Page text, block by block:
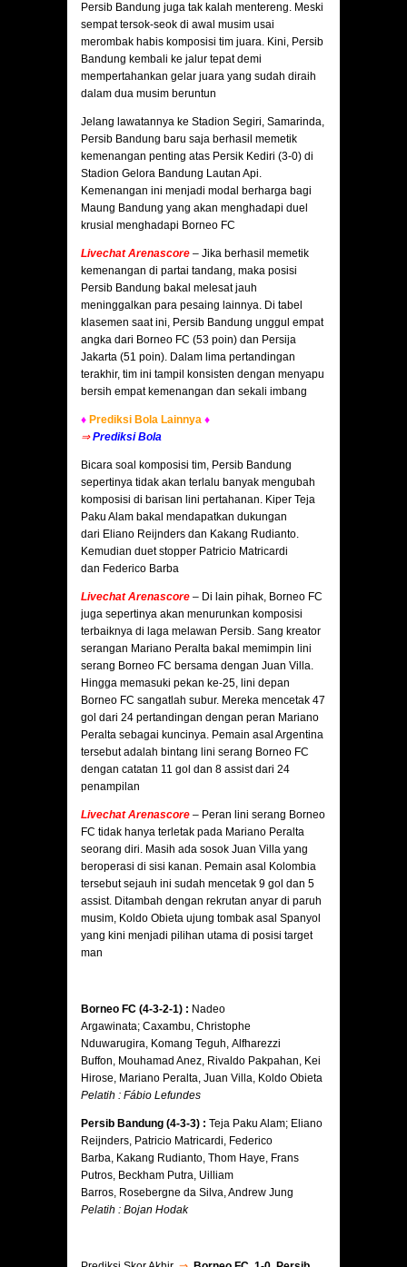
Persib Bandung juga tak kalah mentereng. Meski
sempat tersok-seok di awal musim usai
merombak habis komposisi tim juara. Kini, Persib
Bandung kembali ke jalur tepat demi
mempertahankan gelar juara yang sudah diraih
dalam dua musim beruntun
Jelang lawatannya ke Stadion Segiri, Samarinda,
Persib Bandung baru saja berhasil memetik
kemenangan penting atas Persik Kediri (3-0) di
Stadion Gelora Bandung Lautan Api.
Kemenangan ini menjadi modal berharga bagi
Maung Bandung yang akan menghadapi duel
krusial menghadapi Borneo FC
Livechat Arenascore – Jika berhasil memetik
kemenangan di partai tandang, maka posisi
Persib Bandung bakal melesat jauh
meninggalkan para pesaing lainnya. Di tabel
klasemen saat ini, Persib Bandung unggul empat
angka dari Borneo FC (53 poin) dan Persija
Jakarta (51 poin). Dalam lima pertandingan
terakhir, tim ini tampil konsisten dengan menyapu
bersih empat kemenangan dan sekali imbang
♦ Prediksi Bola Lainnya ♦
⇒ Prediksi Bola
Bicara soal komposisi tim, Persib Bandung
sepertinya tidak akan terlalu banyak mengubah
komposisi di barisan lini pertahanan. Kiper Teja
Paku Alam bakal mendapatkan dukungan
dari Eliano Reijnders dan Kakang Rudianto.
Kemudian duet stopper Patricio Matricardi
dan Federico Barba
Livechat Arenascore – Di lain pihak, Borneo FC
juga sepertinya akan menurunkan komposisi
terbaiknya di laga melawan Persib. Sang kreator
serangan Mariano Peralta bakal memimpin lini
serang Borneo FC bersama dengan Juan Villa.
Hingga memasuki pekan ke-25, lini depan
Borneo FC sangatlah subur. Mereka mencetak 47
gol dari 24 pertandingan dengan peran Mariano
Peralta sebagai kuncinya. Pemain asal Argentina
tersebut adalah bintang lini serang Borneo FC
dengan catatan 11 gol dan 8 assist dari 24
penampilan
Livechat Arenascore – Peran lini serang Borneo
FC tidak hanya terletak pada Mariano Peralta
seorang diri. Masih ada sosok Juan Villa yang
beroperasi di sisi kanan. Pemain asal Kolombia
tersebut sejauh ini sudah mencetak 9 gol dan 5
assist. Ditambah dengan rekrutan anyar di paruh
musim, Koldo Obieta ujung tombak asal Spanyol
yang kini menjadi pilihan utama di posisi target
man
Borneo FC (4-3-2-1) : Nadeo
Argawinata; Caxambu, Christophe
Nduwarugira, Komang Teguh, Alfharezzi
Buffon, Mouhamad Anez, Rivaldo Pakpahan, Kei
Hirose, Mariano Peralta, Juan Villa, Koldo Obieta
Pelatih : Fábio Lefundes
Persib Bandung (4-3-3) : Teja Paku Alam; Eliano
Reijnders, Patricio Matricardi, Federico
Barba, Kakang Rudianto, Thom Haye, Frans
Putros, Beckham Putra, Uilliam
Barros, Rosebergne da Silva, Andrew Jung
Pelatih : Bojan Hodak